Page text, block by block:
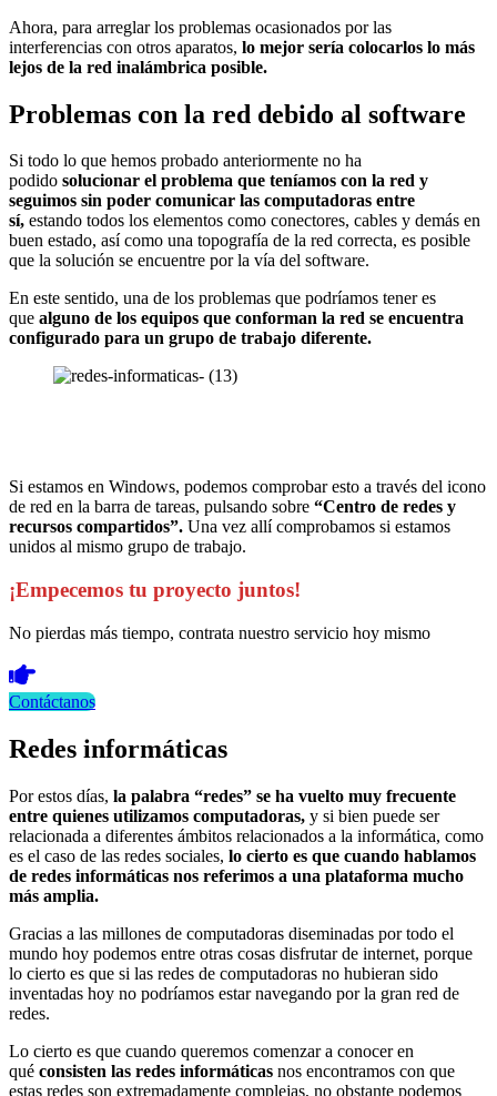
Ahora, para arreglar los problemas ocasionados por las
interferencias con otros aparatos, lo mejor sería colocarlos lo más
lejos de la red inalámbrica posible.
Problemas con la red debido al software
Si todo lo que hemos probado anteriormente no ha
podido solucionar el problema que teníamos con la red y
seguimos sin poder comunicar las computadoras entre
sí, estando todos los elementos como conectores, cables y demás en
buen estado, así como una topografía de la red correcta, es posible
que la solución se encuentre por la vía del software.
En este sentido, una de los problemas que podríamos tener es
que alguno de los equipos que conforman la red se encuentra
configurado para un grupo de trabajo diferente.
Si estamos en Windows, podemos comprobar esto a través del icono
de red en la barra de tareas, pulsando sobre “Centro de redes y
recursos compartidos”. Una vez allí comprobamos si estamos
unidos al mismo grupo de trabajo.
¡Empecemos tu proyecto juntos!
No pierdas más tiempo, contrata nuestro servicio hoy mismo
Contáctanos
Redes informáticas
Por estos días, la palabra “redes” se ha vuelto muy frecuente
entre quienes utilizamos computadoras, y si bien puede ser
relacionada a diferentes ámbitos relacionados a la informática, como
es el caso de las redes sociales, lo cierto es que cuando hablamos
de redes informáticas nos referimos a una plataforma mucho
más amplia.
Gracias a las millones de computadoras diseminadas por todo el
mundo hoy podemos entre otras cosas disfrutar de internet, porque
lo cierto es que si las redes de computadoras no hubieran sido
inventadas hoy no podríamos estar navegando por la gran red de
redes.
Lo cierto es que cuando queremos comenzar a conocer en
qué consisten las redes informáticas nos encontramos con que
estas redes son extremadamente complejas, no obstante podemos